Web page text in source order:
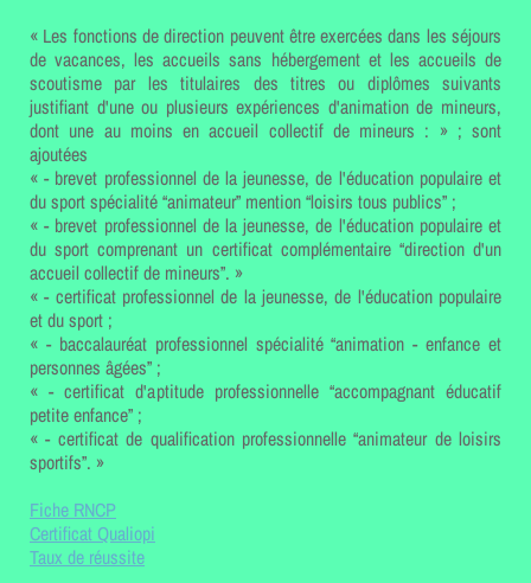
« Les fonctions de direction peuvent être exercées dans les séjours
de vacances, les accueils sans hébergement et les accueils de
scoutisme par les titulaires des titres ou diplômes suivants
justifiant d'une ou plusieurs expériences d'animation de mineurs,
dont une au moins en accueil collectif de mineurs : » ; sont
ajoutées
« - brevet professionnel de la jeunesse, de l'éducation populaire et
du sport spécialité “animateur” mention “loisirs tous publics” ;
« - brevet professionnel de la jeunesse, de l'éducation populaire et
du sport comprenant un certificat complémentaire “direction d'un
accueil collectif de mineurs”. »
« - certificat professionnel de la jeunesse, de l'éducation populaire
et du sport ;
« - baccalauréat professionnel spécialité “animation - enfance et
personnes âgées” ;
« - certificat d'aptitude professionnelle “accompagnant éducatif
petite enfance” ;
« - certificat de qualification professionnelle “animateur de loisirs
sportifs”. »
Fiche RNCP
Certificat Qualiopi
Taux de réussite